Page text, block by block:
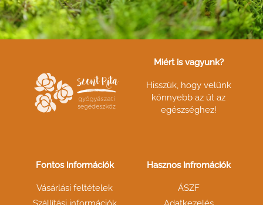
Miért is vagyunk?
Hisszük, hogy velünk
könnyebb az út az
egészséghez!
Fontos információk
Vásárlási feltételek
Hasznos infromációk
ÁSZF